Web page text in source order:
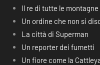
Il re di tutte le montagne
Un ordine che non si
La città di Superman
Un reporter dei fumetti
Un fiore come la